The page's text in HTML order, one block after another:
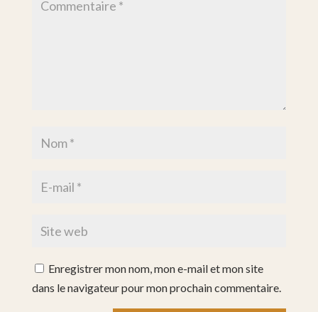
Enregistrer mon nom, mon e-mail et mon site
dans le navigateur pour mon prochain commentaire.